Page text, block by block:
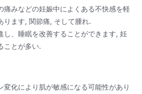
痛みなどの妊娠中によくある不快感を軽
ります, 関節痛, そして腫れ.
し、睡眠を改善することができます, 妊
ことが多い.
変化により肌が敏感になる可能性があり